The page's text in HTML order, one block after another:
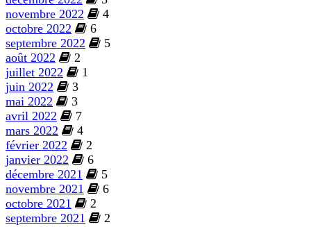
novembre 2022
4
octobre 2022
6
septembre 2022
5
août 2022
2
juillet 2022
1
juin 2022
3
mai 2022
3
avril 2022
7
mars 2022
4
février 2022
2
janvier 2022
6
décembre 2021
5
novembre 2021
6
octobre 2021
2
septembre 2021
2